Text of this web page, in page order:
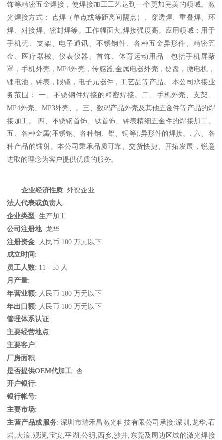
饰等精密五金焊接，使焊接加工工艺达到一个更加完美的领域。激
光焊接方式： 点焊（单点或等距离间隔点）、穿透焊、重叠焊、环
焊、对接焊、密封焊等。工作幅面大,焊接强度高。应用领域：用于
手机壳、支架、电子通讯、不锈钢件、各种五金异形件、精密五
金、医疗器械、仪表仪器、首饰、体育运动用品；包括手机屏蔽
罩，手机外壳，MP4外壳，传感器,金属电器外壳，硬盘，微电机，
锂电池，钟表，眼镜，电子元器件，工艺品等产品。 本公司承接业
务范围： 一、不锈钢件焊接的精密焊接。二、手机外壳、支架、
MP4外壳、MP3外壳、。三、数码产品外壳及其他五金件等产品的焊
接加工。 四、不锈钢首饰、钛首饰、钟表精细五金件的焊接加工。
五、各种金属(不锈钢、各种钢、铝、铜等).异形件的焊接。. 六、各
种产品的镭射。本公司秉承品质可靠、交货快捷、开拓发展，锐意
企业经济性质: 外资企业
法人代表或负责人:
企业类型: 生产加工
公司注册地: 龙华
注册资金: 人民币 100 万元以下
成立时间:
员工人数: 11 - 50 人
月产量:
年营业额: 人民币 100 万元以下
年出口额: 人民币 100 万元以下
管理体系认证:
主要经营地点:
主要客户:
厂房面积:
是否提供OEM代加工: 否
开户银行:
银行帐号:
主要市场:
主营产品或服务: 深圳市瑞禾昌激光科技有限公司承接:深圳,龙华,石
岩,大浪,观澜,宝安,平湖,公明,西乡,沙井,东莞及周边区域的激光焊接